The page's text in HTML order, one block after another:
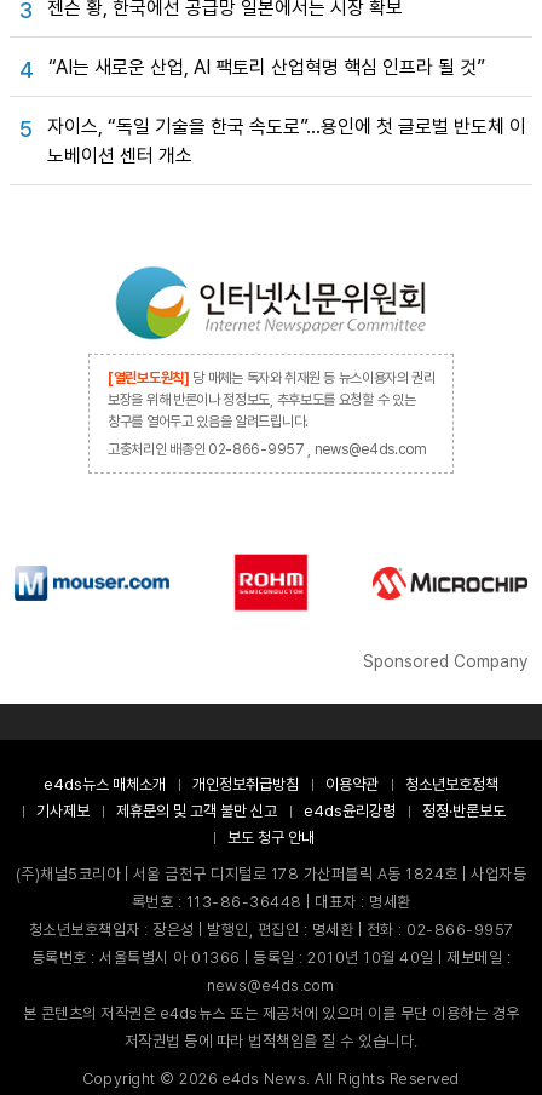
3 젠슨 황, 한국에선 공급망 일본에서는 시장 확보
4 “AI는 새로운 산업, AI 팩토리 산업혁명 핵심 인프라 될 것”
5
자이스, “독일 기술을 한국 속도로”…용인에 첫 글로벌 반도체 이
노베이션 센터 개소
[열린보도원칙] 당 매체는 독자와 취재원 등 뉴스이용자의 권리
보장을 위해 반론이나 정정보도, 추후보도를 요청할 수 있는
창구를 열어두고 있음을 알려드립니다.
고충처리인 배종인 02-866-9957 , news@e4ds.com
Sponsored Company
e4ds뉴스 매체소개 개인정보취급방침 이용약관
청소년보호정책
기사제보
제휴문의 및 고객 불만 신고 e4ds윤리강령
정정·반론보도
보도 청구 안내
(주)채널5코리아 | 서울 금천구 디지털로 178 가산퍼블릭 A동 1824호 | 사업자등
록번호 : 113-86-36448 | 대표자 : 명세환
청소년보호책임자 : 장은성 | 발행인, 편집인 : 명세환 | 전화 : 02-866-9957
등록번호 : 서울특별시 아 01366 | 등록일 : 2010년 10월 40일 | 제보메일 :
news@e4ds.com
본 콘텐츠의 저작권은 e4ds뉴스 또는 제공처에 있으며 이를 무단 이용하는 경우
저작권법 등에 따라 법적책임을 질 수 있습니다.
Copyright ©2026 e4ds News. All Rights Reserved